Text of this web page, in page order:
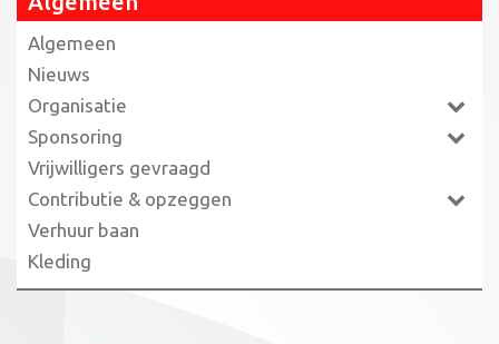
Algemeen
Nieuws
Organisatie
Sponsoring
Vrijwilligers gevraagd
Contributie & opzeggen
Verhuur baan
Kleding